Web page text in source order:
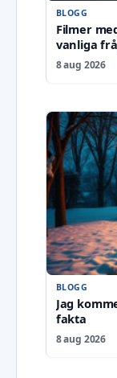
BLOGG
Filmer
vanliga
8 aug 2026
BLOGG
Jag
fakta
8 aug 2026